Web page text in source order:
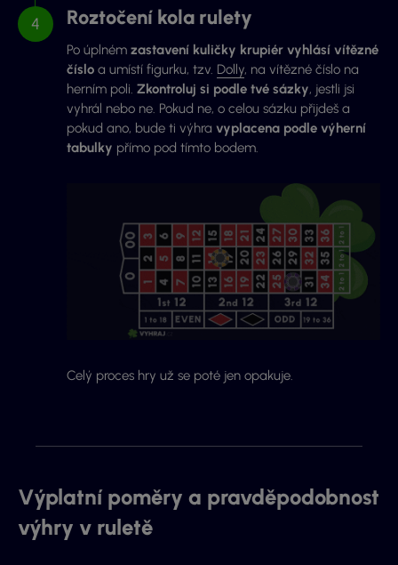
Roztočení kola rulety
Po úplném zastavení kuličky krupiér vyhlásí vítězné
číslo a umístí figurku, tzv. Dolly, na vítězné číslo na
herním poli. Zkontroluj si podle tvé sázky, jestli jsi
vyhrál nebo ne. Pokud ne, o celou sázku přijdeš a
pokud ano, bude ti výhra vyplacena podle výherní
tabulky přímo pod tímto bodem.
Celý proces hry už se poté jen opakuje.
Výplatní poměry a pravděpodobnost
výhry v ruletě